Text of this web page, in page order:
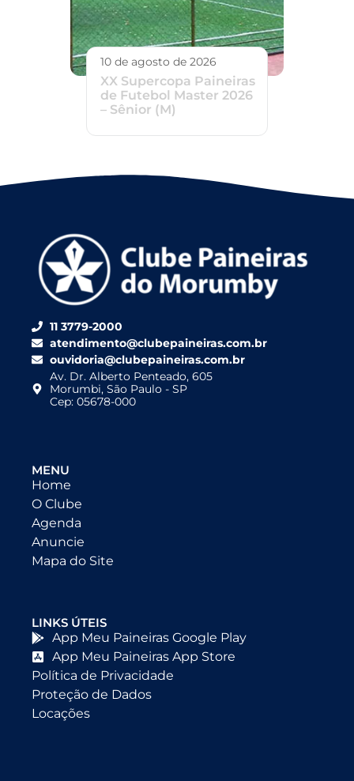
10 de agosto de 2026
XX Supercopa Paineiras
de Futebol Master 2026
– Sênior (M)
11 3779-2000
atendimento@clubepaineiras.com.br
ouvidoria@clubepaineiras.com.br
Av. Dr. Alberto Penteado, 605
Morumbi, São Paulo - SP
Cep: 05678-000
MENU
Home
O Clube
Agenda
Anuncie
Mapa do Site
LINKS ÚTEIS
App Meu Paineiras Google Play
App Meu Paineiras App Store
Política de Privacidade
Proteção de Dados
Locações